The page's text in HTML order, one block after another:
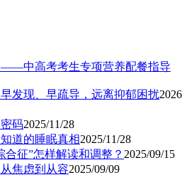
——中高考考生专项营养配餐指导
发现、早疏导，远离抑郁困扰
码2025/11/28
道的睡眠真相2025/11/28
合征”怎样解读和调整？ 2025/09/15
焦虑到从容2025/09/09